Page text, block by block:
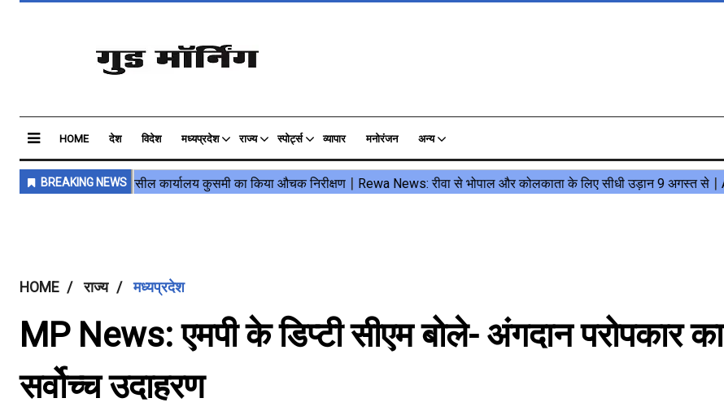
HOME देश विदेश मध्यप्रदेश राज्य स्पोर्ट्स व्यापार मनोरंजन अन्य
HOME राज्य मध्यप्रदेश
MP News: एमपी के डिप्टी सीएम बोले- अंगदान परोपकार का
सर्वोच्च उदाहरण